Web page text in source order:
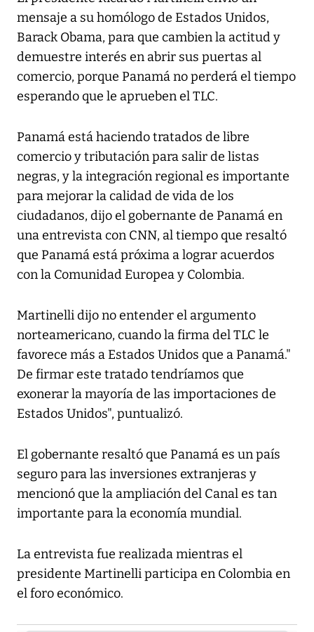
mensaje a su homólogo de Estados Unidos,
Barack Obama, para que cambien la actitud y
demuestre interés en abrir sus puertas al
comercio, porque Panamá no perderá el tiempo
esperando que le aprueben el TLC.
Panamá está haciendo tratados de libre
comercio y tributación para salir de listas
negras, y la integración regional es importante
para mejorar la calidad de vida de los
ciudadanos, dijo el gobernante de Panamá en
una entrevista con CNN, al tiempo que resaltó
que Panamá está próxima a lograr acuerdos
con la Comunidad Europea y Colombia.
Martinelli dijo no entender el argumento
norteamericano, cuando la firma del TLC le
favorece más a Estados Unidos que a Panamá."
De firmar este tratado tendríamos que
exonerar la mayoría de las importaciones de
Estados Unidos", puntualizó.
El gobernante resaltó que Panamá es un país
seguro para las inversiones extranjeras y
mencionó que la ampliación del Canal es tan
importante para la economía mundial.
La entrevista fue realizada mientras el
presidente Martinelli participa en Colombia en
el foro económico.